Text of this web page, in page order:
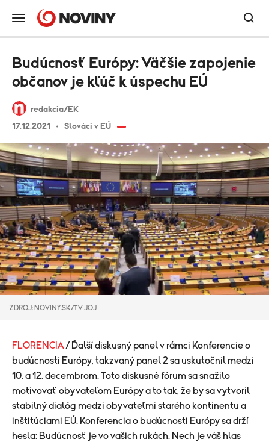
redakcia/EK
17.12.2021
Slováci v EÚ
Budúcnosť Európy: Väčšie zapojenie
občanov je kľúč k úspechu EÚ
ZDROJ: NOVINY.SK/TV JOJ
FLORENCIA / Ďalší diskusný panel v rámci Konferencie o
budúcnosti Európy, takzvaný panel 2 sa uskutočnil medzi
10. a 12. decembrom. Toto diskusné fórum sa snažilo
motivovať obyvateľom Európy a to tak, že by sa vytvoril
stabilný dialóg medzi obyvateľmi starého kontinentu a
inštitúciami EÚ. Konferencia o budúcnosti Európy sa drží
hesla: Budúcnosť je vo vašich rukách. Nech je váš hlas